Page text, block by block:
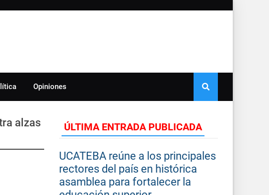
Opiniones
alzas
ÚLTIMA ENTRADA PUBLICADA
UCATEBA reúne a los principales
rectores del país en histórica
asamblea para fortalecer la